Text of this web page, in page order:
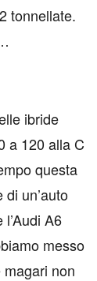
tonnellate.
ibride
a 120 alla C
questa
un’auto
A6
messo
non